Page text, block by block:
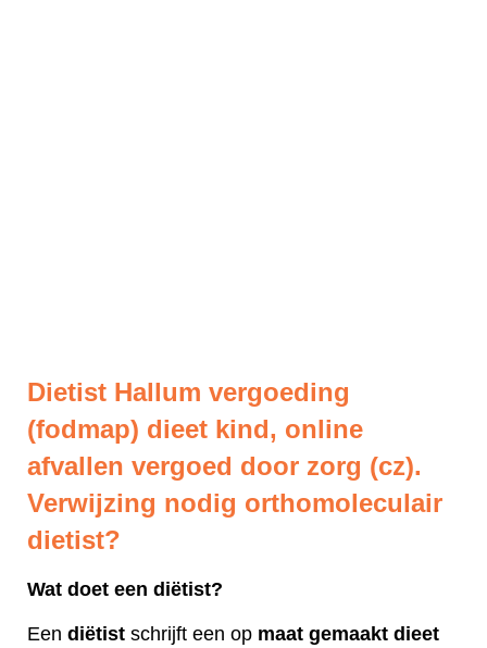
Dietist Hallum vergoeding
(fodmap) dieet kind, online
afvallen vergoed door zorg (cz).
Verwijzing nodig orthomoleculair
dietist?
Wat doet een diëtist?
Een diëtist schrijft een op maat gemaakt dieet